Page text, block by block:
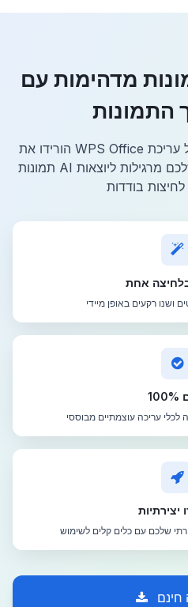
מדהימות עם
הורידו את WPS Office עכשיו ופתחו את העוצמה של עריכת
תמונות AI בחינם. הפכו את התמונות שלכם מרגילות ליוצאות
אחת
יצירתיות
חינם